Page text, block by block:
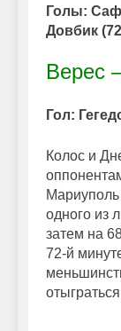
Голы:
Довбик
Верес
Гол:
Колос и
Мариуполь
одного из
затем на
72-й